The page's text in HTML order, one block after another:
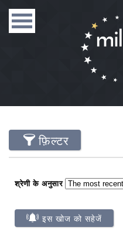
फ़िल्टर
श्रेणी के अनुसार
इस खोज को सहेजें